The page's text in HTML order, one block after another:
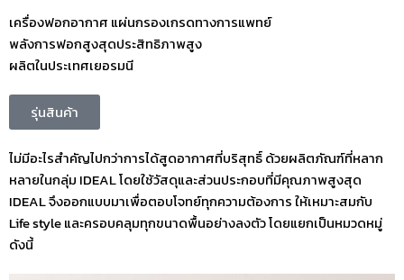
เครื่องฟอกอากาศ แผ่นกรองเกรดทางการแพทย์
พลังการฟอกสูงสุดประสิทธิภาพสูง
ผลิตในประเทศเยอรมนี
รุ่นสินค้า
ไม่มีอะไรสำคัญไปกว่าการได้สูดอากาศที่บริสุทธิ์ ด้วยผลิตภัณฑ์ที่หลาก
หลายในกลุ่ม IDEAL โดยใช้วัสดุและส่วนประกอบที่มีคุณภาพสูงสุด
IDEAL จึงออกแบบมาเพื่อตอบโจทย์ทุกความต้องการ ให้เหมาะสมกับ
Life style และครอบคลุมทุกขนาดพื้นอย่างลงตัว โดยแยกเป็นหมวดหมู่
ดังนี้